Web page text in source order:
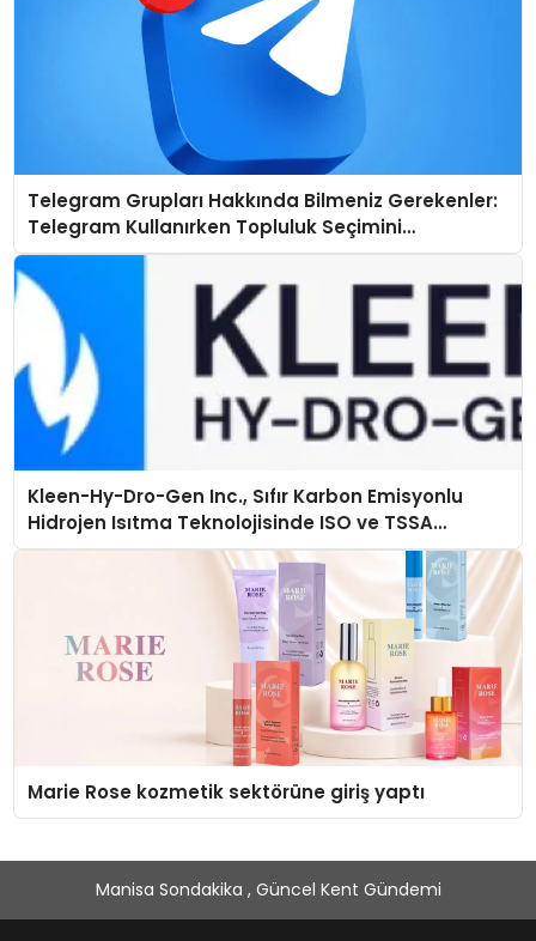
Telegram Grupları Hakkında Bilmeniz Gerekenler:
Telegram Kullanırken Topluluk Seçimini
Kolaylaştırın
Kleen-Hy-Dro-Gen Inc., Sıfır Karbon Emisyonlu
Hidrojen Isıtma Teknolojisinde ISO ve TSSA
Düzenleyici Onaylarını Aldı
Marie Rose kozmetik sektörüne giriş yaptı
Manisa Sondakika , Güncel Kent Gündemi